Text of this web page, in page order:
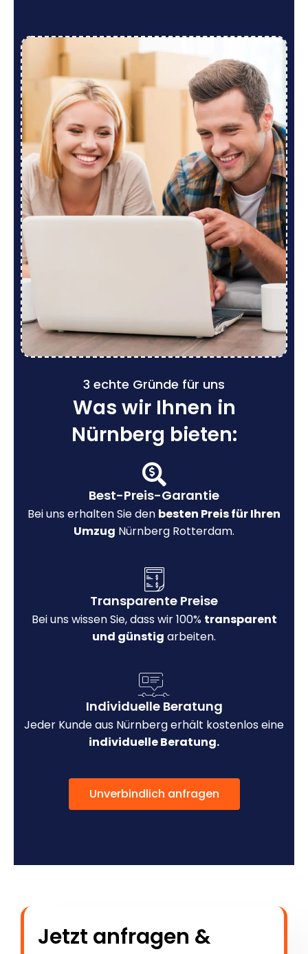
3 echte Gründe für uns
Was wir Ihnen in
Nürnberg bieten:
Best-Preis-Garantie
Bei uns erhalten Sie den besten Preis für Ihren
Umzug Nürnberg Rotterdam.
Transparente Preise
Bei uns wissen Sie, dass wir 100% transparent
und günstig arbeiten.
Individuelle Beratung
Jeder Kunde aus Nürnberg erhält kostenlos eine
individuelle Beratung.
Unverbindlich anfragen
Jetzt anfragen &